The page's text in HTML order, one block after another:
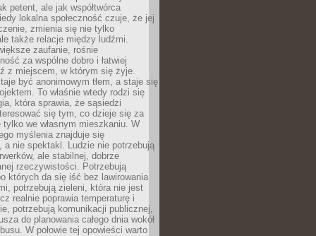
petent, ale jak współtwórca
lokalna społeczność czuje, że jej
zmienia się nie tylko
także relacje między ludźmi.
zaufanie, rośnie
za wspólne dobro i łatwiej
z miejscem, w którym się żyje.
być anonimowym tłem, a staje się
To właśnie wtedy rodzi się
która sprawia, że sąsiedzi
się tym, co dzieje się za
tylko we własnym mieszkaniu. W
myślenia znajduje się
a nie spektakl. Ludzie nie potrzebują
ale stabilnej, dobrze
rzeczywistości. Potrzebują
których da się iść bez lawirowania
potrzebują zieleni, która nie jest
realnie poprawia temperaturę i
potrzebują komunikacji publicznej,
do planowania całego dnia wokół
W połowie tej opowieści warto